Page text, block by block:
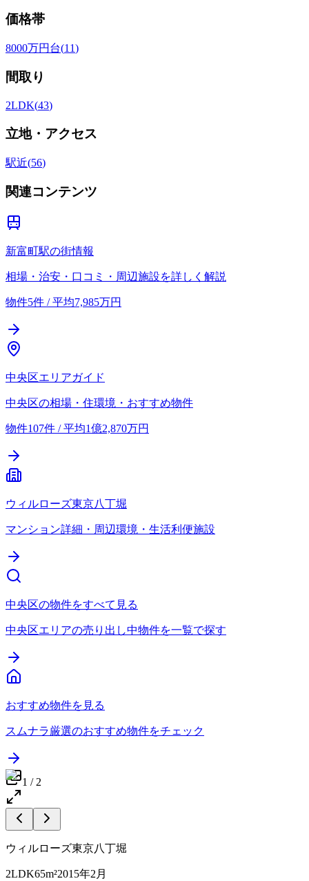
価格帯
8000万円台(11)
間取り
2LDK(43)
立地・アクセス
駅近(56)
関連コンテンツ
新富町駅の街情報
相場・治安・口コミ・周辺施設を詳しく解説
物件5件 / 平均7,985万円
中央区エリアガイド
中央区の相場・住環境・おすすめ物件
物件107件 / 平均1億2,870万円
ウィルローズ東京八丁堀
マンション詳細・周辺環境・生活利便施設
中央区の物件をすべて見る
中央区エリアの売り出し中物件を一覧で探す
おすすめ物件を見る
スムナラ厳選のおすすめ物件をチェック
1 / 2
ウィルローズ東京八丁堀
2LDK65m²2015年2月